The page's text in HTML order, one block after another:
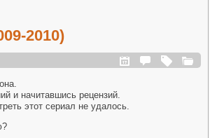
2010)
и начитавшись рецензий.
этот сериал не удалось.